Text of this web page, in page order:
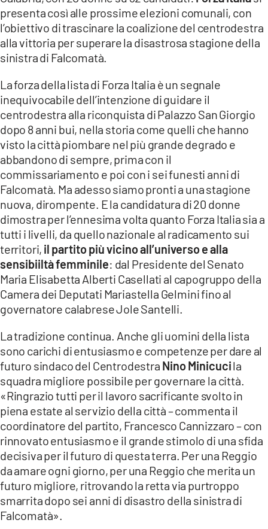
LACPLAY.IT
LACTV.IT
LACONAIR.IT
LACITYMAG.IT
ILREGGINO.IT
COSENZACHANNEL.IT
ILVIBONESE.IT
CATANZAROCHANNEL.IT
LACAPITALENEWS.IT
App
ANDROID
APPLE
presenta così alle prossime elezioni comunali, con
l’obiettivo di trascinare la coalizione del centrodestra
alla vittoria per superare la disastrosa stagione della
sinistra di Falcomatà.
La forza della lista di Forza Italia è un segnale
inequivocabile dell’intenzione di guidare il
centrodestra alla riconquista di Palazzo San Giorgio
dopo 8 anni bui, nella storia come quelli che hanno
visto la città piombare nel più grande degrado e
abbandono di sempre, prima con il
commissariamento e poi con i sei funesti anni di
Falcomatà. Ma adesso siamo pronti a una stagione
nuova, dirompente. E la candidatura di 20 donne
dimostra per l’ennesima volta quanto Forza Italia sia a
tutti i livelli, da quello nazionale al radicamento sui
territori, il partito più vicino all’universo e alla
sensibiiltà femminile: dal Presidente del Senato
Maria Elisabetta Alberti Casellati al capogruppo della
Camera dei Deputati Mariastella Gelmini fino al
governatore calabrese Jole Santelli.
La tradizione continua. Anche gli uomini della lista
sono carichi di entusiasmo e competenze per dare al
futuro sindaco del Centrodestra Nino Minicucila
squadra migliore possibile per governare la città.
«Ringrazio tutti per il lavoro sacrificante svolto in
piena estate al servizio della città – commenta il
coordinatore del partito, Francesco Cannizzaro – con
rinnovato entusiasmo e il grande stimolo di una sfida
decisiva per il futuro di questa terra. Per una Reggio
da amare ogni giorno, per una Reggio che merita un
futuro migliore, ritrovando la retta via purtroppo
smarrita dopo sei anni di disastro della sinistra di
Falcomatà».